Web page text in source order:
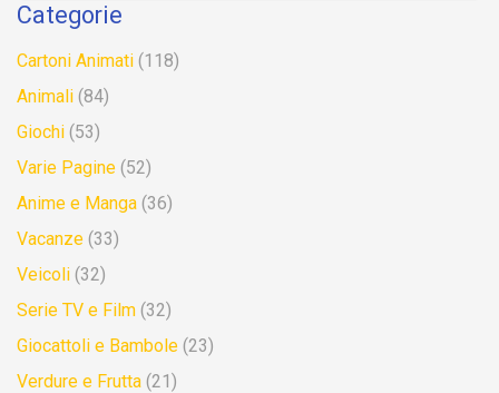
Categorie
Cartoni Animati (118)
Animali (84)
Giochi (53)
Varie Pagine (52)
Anime e Manga (36)
Vacanze (33)
Veicoli (32)
Serie TV e Film (32)
Giocattoli e Bambole (23)
Verdure e Frutta (21)